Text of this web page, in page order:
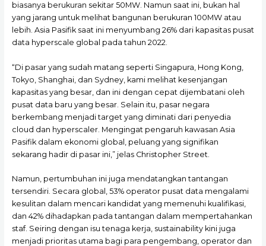
biasanya berukuran sekitar 50MW. Namun saat ini, bukan hal
yang jarang untuk melihat bangunan berukuran 100MW atau
lebih. Asia Pasifik saat ini menyumbang 26% dari kapasitas pusat
data hyperscale global pada tahun 2022.
“Di pasar yang sudah matang seperti Singapura, Hong Kong,
Tokyo, Shanghai, dan Sydney, kami melihat kesenjangan
kapasitas yang besar, dan ini dengan cepat dijembatani oleh
pusat data baru yang besar. Selain itu, pasar negara
berkembang menjadi target yang diminati dari penyedia
cloud dan hyperscaler. Mengingat pengaruh kawasan Asia
Pasifik dalam ekonomi global, peluang yang signifikan
sekarang hadir di pasar ini,” jelas Christopher Street.
Namun, pertumbuhan ini juga mendatangkan tantangan
tersendiri. Secara global, 53% operator pusat data mengalami
kesulitan dalam mencari kandidat yang memenuhi kualifikasi,
dan 42% dihadapkan pada tantangan dalam mempertahankan
staf. Seiring dengan isu tenaga kerja, sustainability kini juga
menjadi prioritas utama bagi para pengembang, operator dan